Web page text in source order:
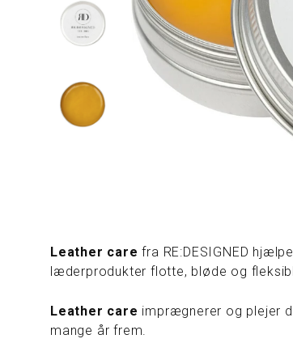
Leather carefra RE:DESIGNED
læderprodukter flotte, bløde og
Leather care imprægnerer og plejer
mange år frem.